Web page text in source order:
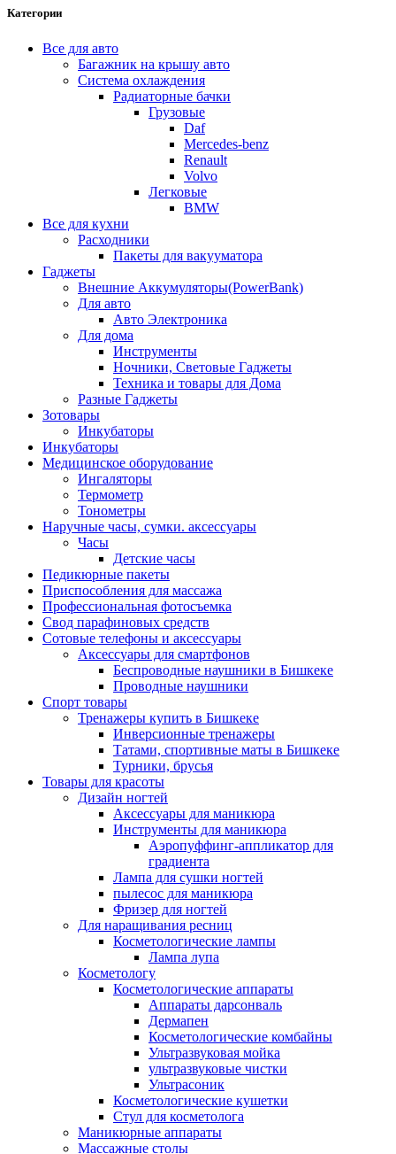
Категории
Все для авто
Багажник на крышу авто
Система охлаждения
Радиаторные бачки
Грузовые
Daf
Mercedes-benz
Renault
Volvo
Легковые
BMW
Все для кухни
Расходники
Пакеты для вакууматора
Гаджеты
Внешние Аккумуляторы(PowerBank)
Для авто
Авто Электроника
Для дома
Инструменты
Ночники, Световые Гаджеты
Техника и товары для Дома
Разные Гаджеты
Зотовары
Инкубаторы
Инкубаторы
Медицинское оборудование
Ингаляторы
Термометр
Тонометры
Наручные часы, сумки. аксессуары
Часы
Детские часы
Педикюрные пакеты
Приспособления для массажа
Профессиональная фотосъемка
Свод парафиновых средств
Сотовые телефоны и аксессуары
Аксессуары для смартфонов
Беспроводные наушники в Бишкеке
Проводные наушники
Спорт товары
Тренажеры купить в Бишкеке
Инверсионные тренажеры
Татами, спортивные маты в Бишкеке
Турники, брусья
Товары для красоты
Дизайн ногтей
Аксессуары для маникюра
Инструменты для маникюра
Аэропуффинг-аппликатор для
градиента
Лампа для сушки ногтей
пылесос для маникюра
Фризер для ногтей
Для наращивания ресниц
Косметологические лампы
Лампа лупа
Косметологу
Косметологические аппараты
Аппараты дарсонваль
Дермапен
Косметологические комбайны
Ультразвуковая мойка
ультразвуковые чистки
Ультрасоник
Косметологические кушетки
Стул для косметолога
Маникюрные аппараты
Массажные столы